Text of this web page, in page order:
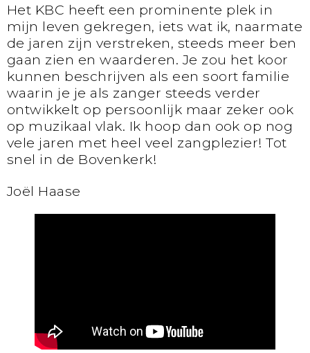
Het KBC heeft een prominente plek in
mijn leven gekregen, iets wat ik, naarmate
de jaren zijn verstreken, steeds meer ben
gaan zien en waarderen. Je zou het koor
kunnen beschrijven als een soort familie
waarin je je als zanger steeds verder
ontwikkelt op persoonlijk maar zeker ook
op muzikaal vlak. Ik hoop dan ook op nog
vele jaren met heel veel zangplezier! Tot
snel in de Bovenkerk!
Joël Haase